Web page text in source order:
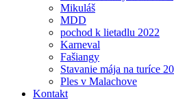
Mikuláš
MDD
pochod k lietadlu 2022
Karneval
Fašiangy
Stavanie mája na turíce
Ples v Malachove
Kontakt